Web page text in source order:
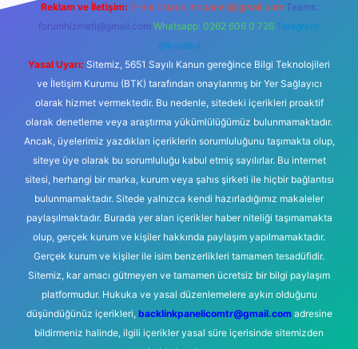
Reklam ve İletişim: E-mail: backlinkpaneli@gmail.com Teams:
forumhizmeti@gmail.com Whatsapp: 0262 606 0 726 Telegram:
@karabul
Yasal Uyarı: Sitemiz, 5651 Sayılı Kanun gereğince Bilgi Teknolojileri
ve İletişim Kurumu (BTK) tarafından onaylanmış bir Yer Sağlayıcı
olarak hizmet vermektedir. Bu nedenle, sitedeki içerikleri proaktif
olarak denetleme veya araştırma yükümlülüğümüz bulunmamaktadır.
Ancak, üyelerimiz yazdıkları içeriklerin sorumluluğunu taşımakta olup,
siteye üye olarak bu sorumluluğu kabul etmiş sayılırlar. Bu internet
sitesi, herhangi bir marka, kurum veya şahıs şirketi ile hiçbir bağlantısı
bulunmamaktadır. Sitede yalnızca kendi hazırladığımız makaleler
paylaşılmaktadır. Burada yer alan içerikler haber niteliği taşımamakta
olup, gerçek kurum ve kişiler hakkında paylaşım yapılmamaktadır.
Gerçek kurum ve kişiler ile isim benzerlikleri tamamen tesadüfidir.
Sitemiz, kar amacı gütmeyen ve tamamen ücretsiz bir bilgi paylaşım
platformudur. Hukuka ve yasal düzenlemelere aykırı olduğunu
düşündüğünüz içerikleri, backlinkpanelicomtr@gmail.comadresine
bildirmeniz halinde, ilgili içerikler yasal süre içerisinde sitemizden